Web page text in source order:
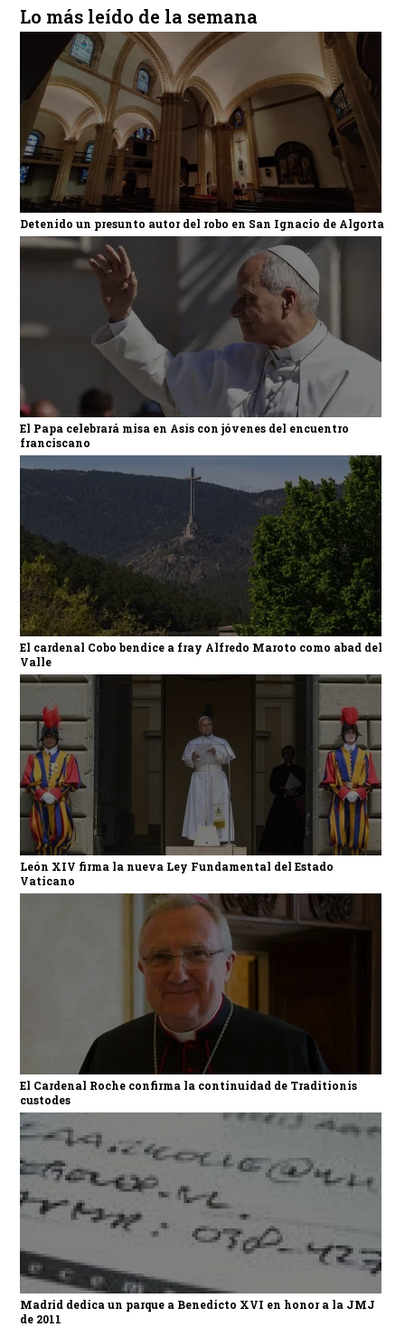
Lo más leído de la semana
Detenido un presunto autor del robo en San Ignacio de Algorta
El Papa celebrará misa en Asís con jóvenes del encuentro
franciscano
El cardenal Cobo bendice a fray Alfredo Maroto como abad del
Valle
León XIV firma la nueva Ley Fundamental del Estado
Vaticano
El Cardenal Roche confirma la continuidad de Traditionis
custodes
Madrid dedica un parque a Benedicto XVI en honor a la JMJ
de 2011